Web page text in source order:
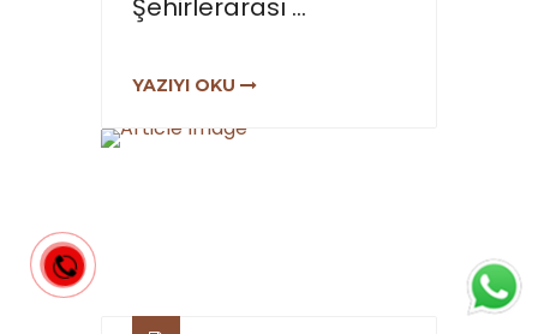
Şehirlerarası ...
YAZIYI OKU